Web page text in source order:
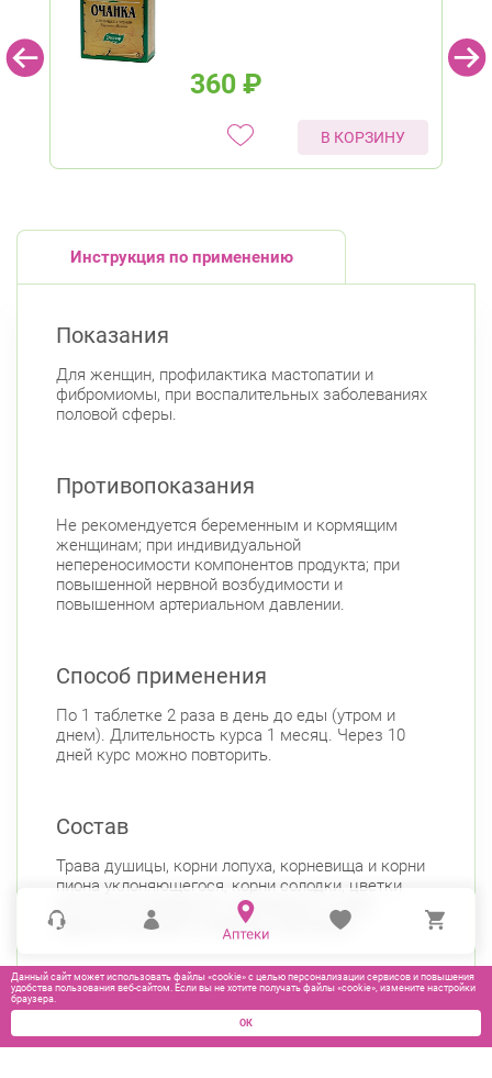
360 ₽
В КОРЗИНУ
Инструкция по применению
Показания
Для женщин, профилактика мастопатии и
фибромиомы, при воспалительных заболеваниях
половой сферы.
Противопоказания
Не рекомендуется беременным и кормящим
женщинам; при индивидуальной
непереносимости компонентов продукта; при
повышенной нервной возбудимости и
повышенном артериальном давлении.
Способ применения
По 1 таблетке 2 раза в день до еды (утром и
днем). Длительность курса 1 месяц. Через 10
дней курс можно повторить.
Состав
Трава душицы, корни лопуха, корневища и корни
пиона уклоняющегося, корни солодки, цветки
ноготков (календулы), корневища и корни
родиолы розовой, слоевища ламинарии.
Данный сайт может использовать файлы «cookie» с целью персонализации сервисов и повышения
удобства пользования веб-сайтом. Если вы не хотите получать файлы «cookie», измените настройки
браузера.
ОК